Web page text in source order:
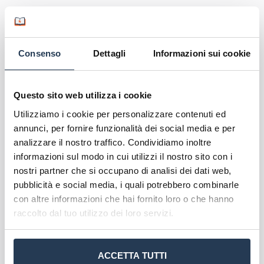
Consenso Dettagli Informazioni sui cookie
Questo sito web utilizza i cookie
Utilizziamo i cookie per personalizzare contenuti ed
annunci, per fornire funzionalità dei social media e per
analizzare il nostro traffico. Condividiamo inoltre
informazioni sul modo in cui utilizzi il nostro sito con i
nostri partner che si occupano di analisi dei dati web,
pubblicità e social media, i quali potrebbero combinarle
con altre informazioni che hai fornito loro o che hanno
raccolto dal tuo utilizzo dei loro servizi.
ACCETTA TUTTI
30 partecipanti. Il
pagabili in 2 rate (266 euro la prima rata in cui è
compresa la marca da bollo virtuale di 16 euro per
l’iscrizione, 250 euro la seconda rata).
Spendibilità del Master
Gliorientatori formativihanno un ruolo
fondamentale nell’aiutare gli individui a navigare
nelle scelte educative e lavorative. Queste figure
aiutano studenti nel processo di scelta delle
materie, pianificazione della carriera e decisioni
post-diploma, nonché all’università riguardo i
programmi di studio, le informazioni sulle
opportunità di carriera correlate e supporto nel